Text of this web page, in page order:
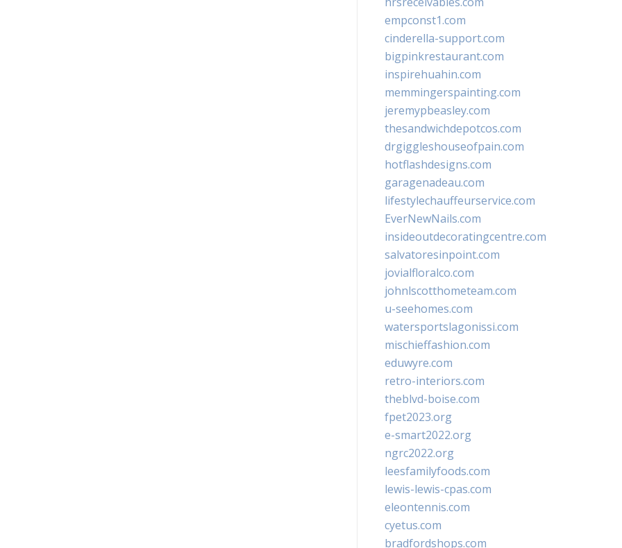
empconst1.com
cinderella-support.com
bigpinkrestaurant.com
inspirehuahin.com
memmingerspainting.com
jeremypbeasley.com
thesandwichdepotcos.com
drgiggleshouseofpain.com
hotflashdesigns.com
garagenadeau.com
lifestylechauffeurservice.com
EverNewNails.com
insideoutdecoratingcentre.com
salvatoresinpoint.com
jovialfloralco.com
johnlscotthometeam.com
u-seehomes.com
watersportslagonissi.com
mischieffashion.com
eduwyre.com
retro-interiors.com
theblvd-boise.com
fpet2023.org
e-smart2022.org
ngrc2022.org
leesfamilyfoods.com
lewis-lewis-cpas.com
eleontennis.com
cyetus.com
bradfordshops.com